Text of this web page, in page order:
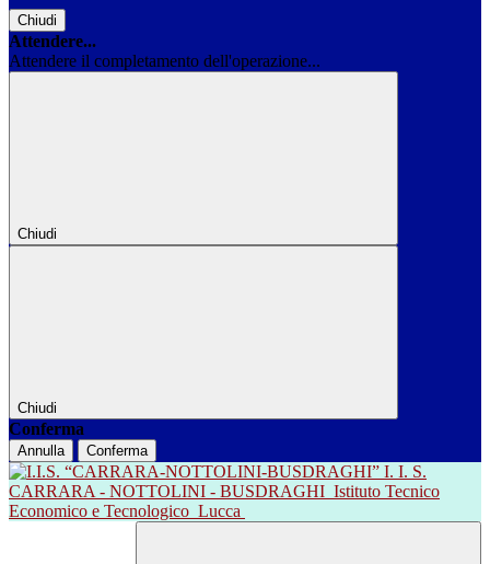
Chiudi
Attendere...
Attendere il completamento dell'operazione...
Chiudi
Chiudi
Conferma
Annulla Conferma
I. I. S.
CARRARA - NOTTOLINI - BUSDRAGHI Istituto Tecnico
Economico e Tecnologico Lucca